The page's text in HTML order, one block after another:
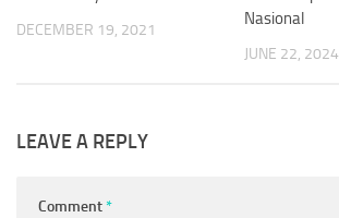
DECEMBER 19, 2021
Nasional
JUNE 22, 2024
LEAVE A REPLY
Comment*